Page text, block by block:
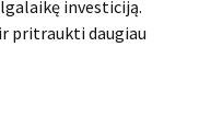
investiciją.
pritraukti daugiau